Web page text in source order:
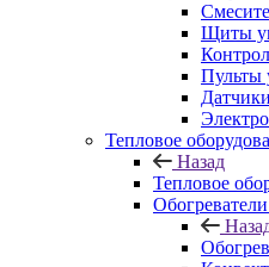
Щиты
Пульты
Датчики
Тепловое
Назад
Тепловое
Обогреватели